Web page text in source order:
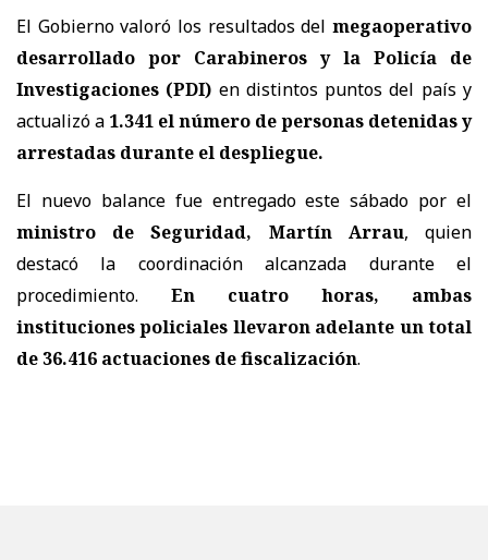
El Gobierno valoró los resultados del megaoperativo
desarrollado por Carabineros y la Policía de
Investigaciones (PDI) en distintos puntos del país y
actualizó a 1.341 el número de personas detenidas y
arrestadas durante el despliegue.
El nuevo balance fue entregado este sábado por el
ministro de Seguridad, Martín Arrau, quien
destacó la coordinación alcanzada durante el
procedimiento. En cuatro horas, ambas
instituciones policiales llevaron adelante un total
de 36.416 actuaciones de fiscalización.